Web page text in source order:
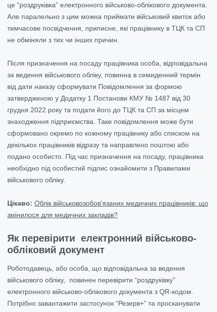
це “роздруківка” електронного військово-облікового документа.
Але паралельно з цим можна приймати військовий квиток або
тимчасове посвідчення, приписне, які працівнику в ТЦК та СП
не обміняли з тих чи інших причин.
Після призначення на посаду працівника особа, відповідальна
за ведення військового обліку, повинна в семиденний термін
від дати наказу сформувати Повідомлення за формою
затвердженою у Додатку 1 Постанови КМУ № 1487 від 30
грудня 2022 року та подати його до ТЦК та СП за місцем
знаходження підприємства. Таке повідомлення може бути
сформовано окремо по кожному працівнику або списком на
декількох працівників відразу та направлено поштою або
подано особисто. Під час призначення на посаду, працівника
необхідно під особистий підпис ознайомити з Правилами
військового обліку.
Цікаво: Облік військовозобов'язаних медичних працівників: що
змінилося для медичних закладів?
Як перевірити електронний військово-
обліковий документ
Роботодавець, або особа, що відповідальна за ведення
військового обліку, повинен перевірити “роздруківку”
електронного військово-облікового документа з QR-кодом.
Потрібно завантажити застосунок “Резерв+” та просканувати